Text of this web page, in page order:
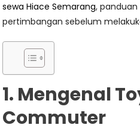
sewa Hiace Semarang,
pertimbangan sebelum
1. Mengenal
Commuter